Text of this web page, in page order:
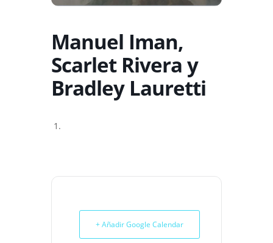
Manuel Iman,
Scarlet Rivera y
Bradley Lauretti
+ Añadir Google Calendar